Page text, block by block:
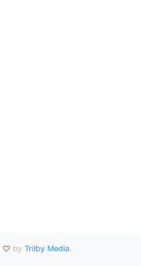
by Trilby Media.